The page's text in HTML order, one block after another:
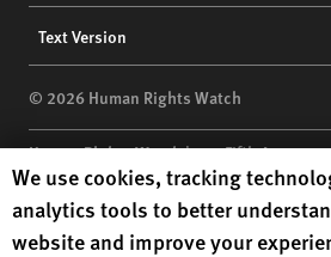
menu
Text Version
© 2026 Human Rights Watch
Human Rights Watch| 350 Fifth Avenue,
10118-3299USA|t 1.212.290.4700
Human Rights Watchis a 501(C)(3)
under EIN: 13-2875808
Human Rights Watch cookie
We use cookies, tracking
analytics tools to better
website and improve your